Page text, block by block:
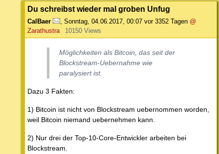
Du schreibst wieder mal groben Unfug
CalBaer Sonntag, 04.06.2017, 00:07 vor 3352 Tagen @
Zarathustra
10150 Views
Möglichkeiten als Bitcoin, das seit der
Blockstream-Uebernahme wie
paralysiert ist.
Dazu 3 Fakten:
1) Bitcoin ist nicht von Blockstream uebernommen worden,
weil Bitcoin niemand uebernehmen kann.
2) Nur drei der Top-10-Core-Entwickler arbeiten bei
Blockstream.